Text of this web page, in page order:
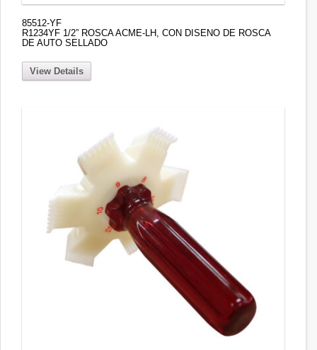
85512-YF
R1234YF 1/2” ROSCA ACME-LH, CON DISENO DE ROSCA
DE AUTO SELLADO
View Details